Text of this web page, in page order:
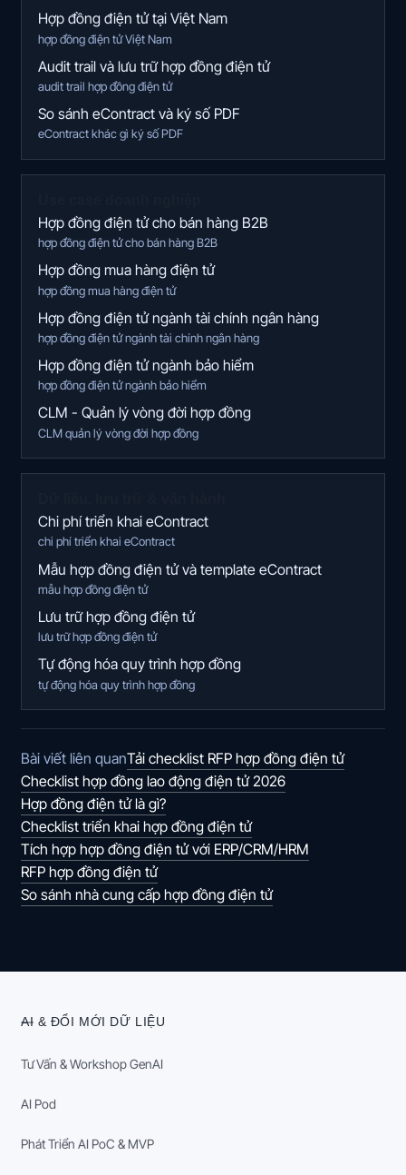
Hợp đồng điện tử tại Việt Nam
hợp đồng điện tử Việt Nam
Audit trail và lưu trữ hợp đồng điện tử
audit trail hợp đồng điện tử
So sánh eContract và ký số PDF
eContract khác gì ký số PDF
Hợp đồng điện tử cho bán hàng B2B
hợp đồng điện tử cho bán hàng B2B
Hợp đồng mua hàng điện tử
hợp đồng mua hàng điện tử
Hợp đồng điện tử ngành tài chính ngân hàng
hợp đồng điện tử ngành tài chính ngân hàng
Hợp đồng điện tử ngành bảo hiểm
hợp đồng điện tử ngành bảo hiểm
CLM - Quản lý vòng đời hợp đồng
CLM quản lý vòng đời hợp đồng
Chi phí triển khai eContract
chi phí triển khai eContract
Mẫu hợp đồng điện tử và template eContract
mẫu hợp đồng điện tử
Lưu trữ hợp đồng điện tử
lưu trữ hợp đồng điện tử
Tự động hóa quy trình hợp đồng
tự động hóa quy trình hợp đồng
Bài viết liên quanTải checklist RFP hợp đồng điện tử
Checklist hợp đồng lao động điện tử 2026
Hợp đồng điện tử là gì?
Checklist triển khai hợp đồng điện tử
Tích hợp hợp đồng điện tử với ERP/CRM/HRM
RFP hợp đồng điện tử
So sánh nhà cung cấp hợp đồng điện tử
AI & ĐỔI MỚI DỮ LIỆU
Tư Vấn & Workshop GenAI
AI Pod
Phát Triển AI PoC & MVP